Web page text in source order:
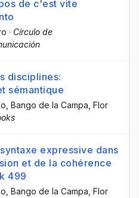
de c'est vite
· Círculo de
disciplines:
sémantique
, Bango de la Campa, Flor
expressive dans
et de la cohérence
499
, Bango de la Campa, Flor